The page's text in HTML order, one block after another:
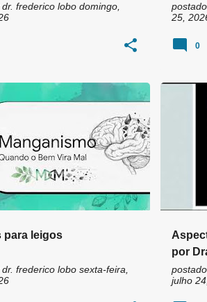
dr. frederico lobo domingo,
25,
0
para leigos
dr. frederico lobo sexta-feira,
por
julho